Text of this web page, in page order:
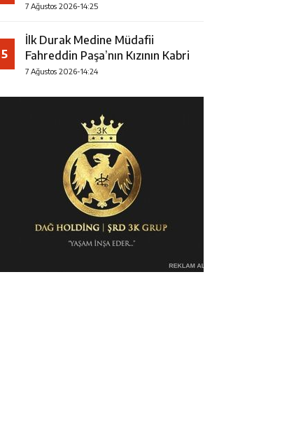
7 Ağustos 2026-14:25
5
İlk Durak Medine Müdafii
Fahreddin Paşa’nın Kızının Kabri
7 Ağustos 2026-14:24